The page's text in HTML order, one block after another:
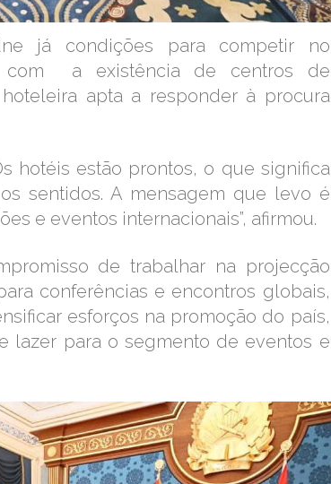
já condições para competir no
com a existência de centros de
apta a responder à procura
hotéis estão prontos, o que significa
sentidos. A mensagem que levo é
e eventos internacionais”, afirmou.
de trabalhar na projecção
conferências e encontros globais,
esforços na promoção do país,
lazer para o segmento de eventos e